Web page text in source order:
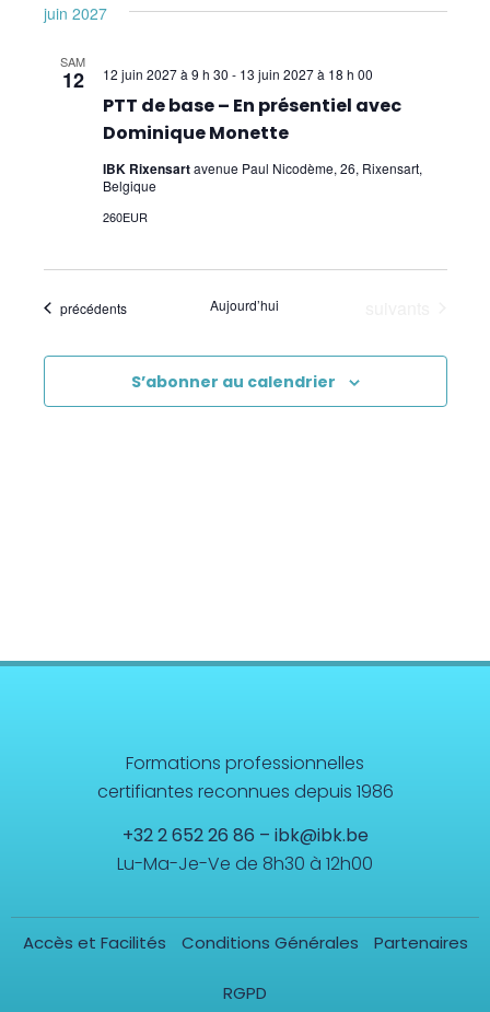
juin 2027
SAM
12
PTT de base – En présentiel avec
Dominique Monette
12 juin 2027 à 9 h 30 - 13 juin 2027 à 18 h 00
IBK Rixensartavenue Paul Nicodème, 26, Rixensart,
Belgique
260EUR
Évènements
précédents Aujourd’hui
S’abonner au calendrier
Formations professionnelles
certifiantes reconnues depuis 1986
+32 2 652 26 86 – ibk@ibk.be
Lu-Ma-Je-Ve de 8h30 à 12h00
Accès et Facilités Conditions Générales Partenaires
RGPD